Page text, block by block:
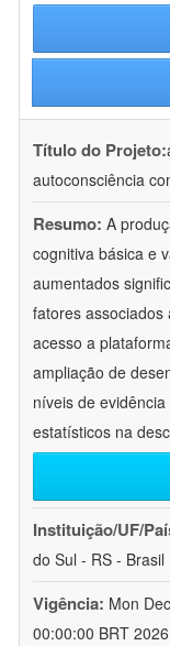
Título do Projeto:
autoconsciência
Resumo: A
cognitiva básica e
aumentados
fatores
acesso a
ampliação de
níveis de
estatísticos na
Instituição/UF/
do Sul - RS - Brasil
Vigência: Mon
00:00:00 BRT 2026